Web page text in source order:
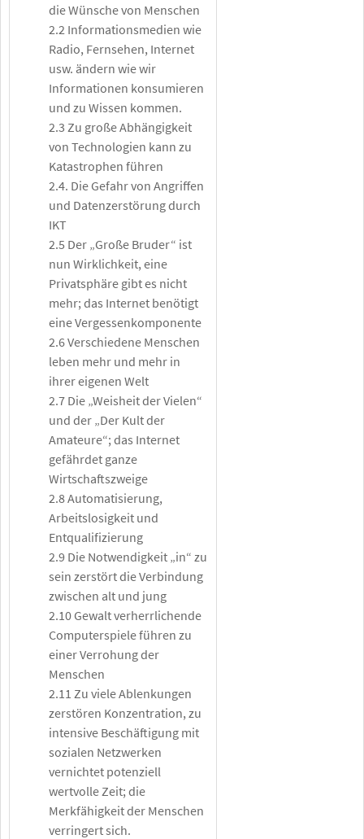
die Wünsche von Menschen
2.2 Informationsmedien wie
Radio, Fernsehen, Internet
usw. ändern wie wir
Informationen konsumieren
und zu Wissen kommen.
2.3 Zu große Abhängigkeit
von Technologien kann zu
Katastrophen führen
2.4. Die Gefahr von Angriffen
und Datenzerstörung durch
IKT
2.5 Der „Große Bruder“ ist
nun Wirklichkeit, eine
Privatsphäre gibt es nicht
mehr; das Internet benötigt
eine Vergessenkomponente
2.6 Verschiedene Menschen
leben mehr und mehr in
ihrer eigenen Welt
2.7 Die „Weisheit der Vielen“
und der „Der Kult der
Amateure“; das Internet
gefährdet ganze
Wirtschaftszweige
2.8 Automatisierung,
Arbeitslosigkeit und
Entqualifizierung
2.9 Die Notwendigkeit „in“ zu
sein zerstört die Verbindung
zwischen alt und jung
2.10 Gewalt verherrlichende
Computerspiele führen zu
einer Verrohung der
Menschen
2.11 Zu viele Ablenkungen
zerstören Konzentration, zu
intensive Beschäftigung mit
sozialen Netzwerken
vernichtet potenziell
wertvolle Zeit; die
Merkfähigkeit der Menschen
verringert sich.